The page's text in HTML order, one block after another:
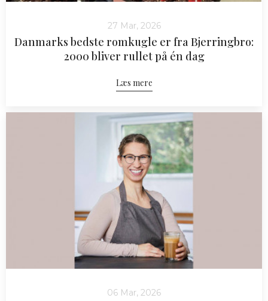
27 Mar, 2026
Danmarks bedste romkugle er fra Bjerringbro:
2000 bliver rullet på én dag
Læs mere
06 Mar, 2026